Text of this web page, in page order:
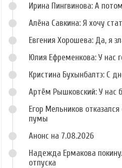
Ирина Пингвинова: А
Алёна Савкина: Я хочу
Евгения Хорошева: Да, я
Юлия Ефременкова: У нас
Кристина Бухынбалтэ: С
Артём Рышковский: У нас
Егор Мельников
пумы
Анонс на 7.08.2026
Надежда Ермакова
отпуска